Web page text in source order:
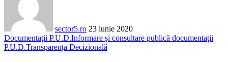
sector5.ro 23 iunie 2020
Documentații P.U.D.Informare și consultare publică documentații
P.U.D.Transparența Decizională